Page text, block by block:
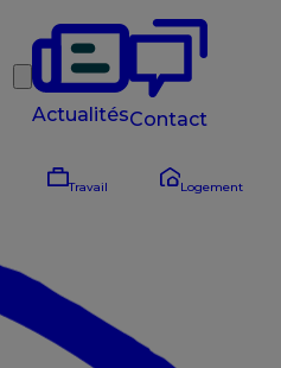
Rechercher
ActualitésContact
Travail Logement